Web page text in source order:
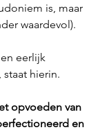
is, maar
waardevol).
eerlijk
hierin.
opvoeden van
en